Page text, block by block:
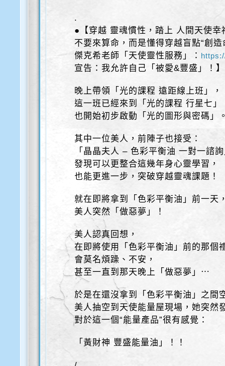
.
●【穿越 靈魂慣性，踏上 人間天使幸
不要來算命，而是懂得穿越盲點“創造
傑克希老師「天使靈性服務」：
宣告：我允許自己「被愛&豐盛」！】
晚上帶領「光的課程 遠距線上班」，
這一班已經來到「光的課程 行星七」
也開始初步啟動「光的圖形與密碼」
其中一位美人，前陣子也接受：
「晶晶夫人 – 色彩平衡油 一對一諮
發現可以更整合這幾年身心靈學習，
也能更進一步，突破穿越靈魂課題！
就在即將拿到「色彩平衡油」前一天
美人突然「做惡夢」！
美人認真回想，
在即將使用「色彩平衡油」前的那個
會莫名煩躁、不安，
甚至一直到那天晚上「做惡夢」⋯
於是在還沒拿到「色彩平衡油」之間
美人抽空到天使能量屋現場，她突然
對於這一個“能量產品”很有感覺：
「黃財神 豐盛能量油」！！